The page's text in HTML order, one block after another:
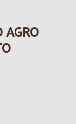
AGRO